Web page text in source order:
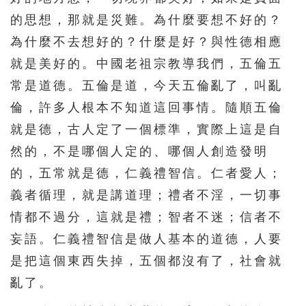
331 333 334 335
336 337 339 340
341
346 347 348 349 350
351 352 353 354 355
356 357 358 359 360
361 362 363 364 365
371 372 373 374 375
376 377 378 379 380
381 382 383 384 385
386
的思想，那就是災難。為什麼要想不好的？
為什麼不去想好的？什麼是好？與性德相應
就是美好的。中國老祖宗教導我們，五倫五
常是道德。五倫是道，今天五倫亂了，叫亂
倫，許多人根本不知道這回事情。隨順五倫
就是德，古人定了一個標準，實際上這是自
然的，不是哪個人定的、哪個人創造發明
的，五常就是德，仁義禮智信。仁者愛人；
義者循理，就是講道理；禮者不淫，一切事
情都不過分，這就是禮；智者不迷；信者不
妄語。仁義禮智信是做人基本的道德，人要
是把這個東西失掉，五個都沒有了，社會就
亂了。